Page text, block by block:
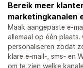
Bereik meer
marketingkanalen
Maak aangepaste e-
allemaal op één
personaliseren zodat
klare e-mail-, sms- en
om te zien welke